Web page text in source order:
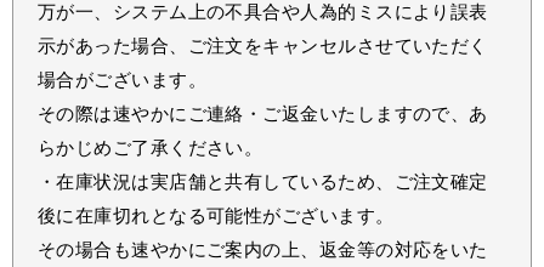
万が一、システム上の不具合や人為的ミスにより誤表
示があった場合、ご注文をキャンセルさせていただく
場合がございます。
その際は速やかにご連絡・ご返金いたしますので、あ
らかじめご了承ください。
・在庫状況は実店舗と共有しているため、ご注文確定
後に在庫切れとなる可能性がございます。
その場合も速やかにご案内の上、返金等の対応をいた